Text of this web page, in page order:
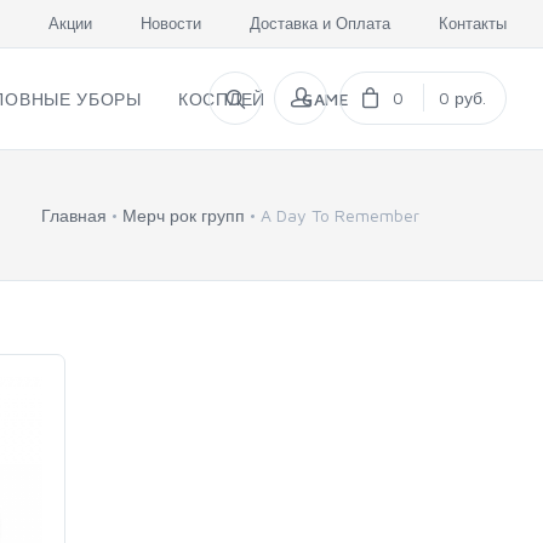
Акции Новости Доставка и Оплата Контакты
УБОРЫ КОСПЛЕЙ GAME 0 0 руб.
Главная Мерч рок групп A Day To Remember